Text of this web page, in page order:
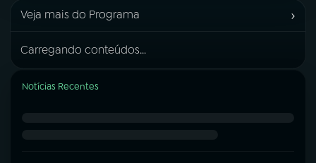
Veja mais do Programa ›
Carregando conteúdos...
Notícias Recentes